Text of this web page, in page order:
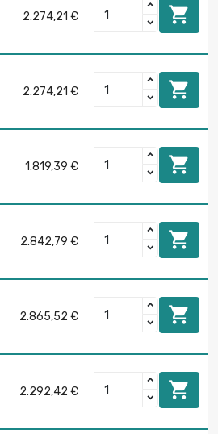
2.274,21 € 
2.274,21 € 
1.819,39 € 
2.842,79 € 
2.865,52 € 
2.292,42 € 